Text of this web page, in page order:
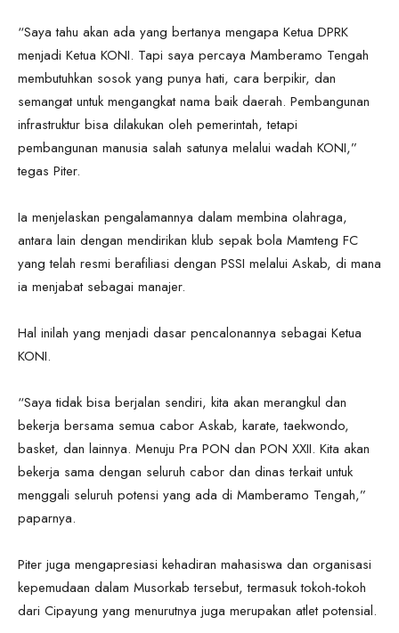
“Saya tahu akan ada yang bertanya mengapa Ketua DPRK
menjadi Ketua KONI. Tapi saya percaya Mamberamo Tengah
membutuhkan sosok yang punya hati, cara berpikir, dan
semangat untuk mengangkat nama baik daerah. Pembangunan
infrastruktur bisa dilakukan oleh pemerintah, tetapi
pembangunan manusia salah satunya melalui wadah KONI,”
tegas Piter.
Ia menjelaskan pengalamannya dalam membina olahraga,
antara lain dengan mendirikan klub sepak bola Mamteng FC
yang telah resmi berafiliasi dengan PSSI melalui Askab, di mana
ia menjabat sebagai manajer.
Hal inilah yang menjadi dasar pencalonannya sebagai Ketua
KONI.
“Saya tidak bisa berjalan sendiri, kita akan merangkul dan
bekerja bersama semua cabor Askab, karate, taekwondo,
basket, dan lainnya. Menuju Pra PON dan PON XXII. Kita akan
bekerja sama dengan seluruh cabor dan dinas terkait untuk
menggali seluruh potensi yang ada di Mamberamo Tengah,”
paparnya.
Piter juga mengapresiasi kehadiran mahasiswa dan organisasi
kepemudaan dalam Musorkab tersebut, termasuk tokoh-tokoh
dari Cipayung yang menurutnya juga merupakan atlet potensial.